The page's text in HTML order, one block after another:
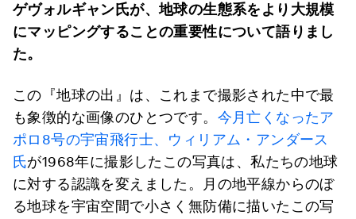
ゲヴォルギャン氏が、地球の生態系をより大規模
にマッピングすることの重要性について語りまし
た。
この『地球の出』は、これまで撮影された中で最
も象徴的な画像のひとつです。 今月亡くなったア
ポロ8号の宇宙飛行士、ウィリアム・アンダース
氏が1968年に撮影したこの写真は、私たちの地球
に対する認識を変えました。月の地平線からのぼ
る地球を宇宙空間で小さく無防備に描いたこの写